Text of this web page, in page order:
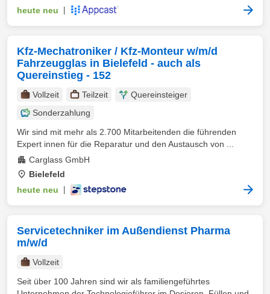
heute neu
Kfz-Mechatroniker / Kfz-Monteur w/m/d
Fahrzeugglas in Bielefeld - auch als
Quereinstieg - 152
Vollzeit Teilzeit
Quereinsteiger
Sonderzahlung
Wir sind mit mehr als 2.700 Mitarbeitenden die führenden
Expert innen für die Reparatur und den Austausch von ...
Carglass GmbH
Bielefeld
heute neu
Servicetechniker im Außendienst Pharma
m/w/d
Vollzeit
Seit über 100 Jahren sind wir als familiengeführtes